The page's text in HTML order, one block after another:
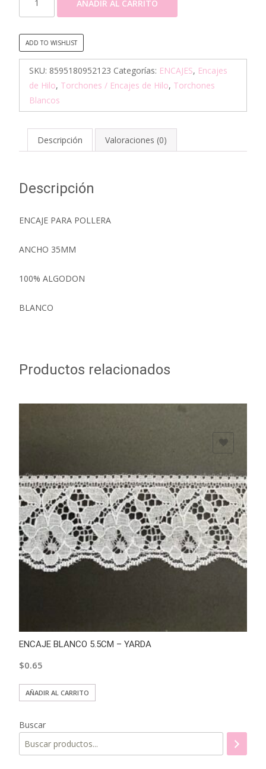
ALGODON
-
TORCHON
(75605)
10MTS
cantidad
AÑADIR AL CARRITO
ADD TO WISHLIST
SKU: 8595180952123 Categorías: ENCAJES, Encajes
de Hilo, Torchones / Encajes de Hilo, Torchones
Blancos
Descripción Valoraciones (0)
Descripción
ENCAJE PARA POLLERA
ANCHO 35MM
100% ALGODON
BLANCO
Productos relacionados
ENCAJE BLANCO 5.5CM – YARDA
$0.65
AÑADIR AL CARRITO
Buscar